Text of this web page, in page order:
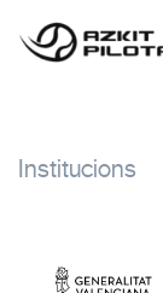
Institucions